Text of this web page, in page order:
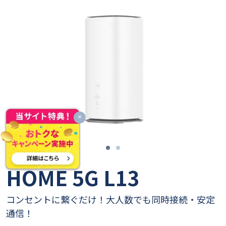
WiMAX Speed Wi-Fi
HOME 5G L13
コンセントに繋ぐだけ！大人数でも同時接続・安定
通信！